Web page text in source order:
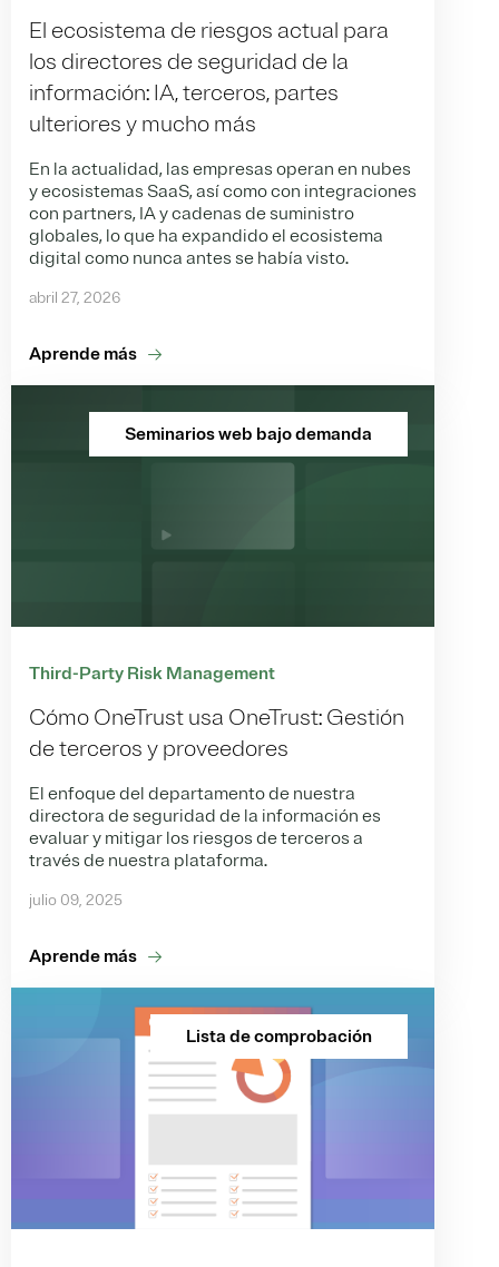
El ecosistema de riesgos actual para
los directores de seguridad de la
información: IA, terceros, partes
ulteriores y mucho más
En la actualidad, las empresas operan en nubes
y ecosistemas SaaS, así como con integraciones
con partners, IA y cadenas de suministro
globales, lo que ha expandido el ecosistema
digital como nunca antes se había visto.
abril 27, 2026
Aprende más
Seminarios web bajo demanda
Third-Party Risk Management
Cómo OneTrust usa OneTrust: Gestión
de terceros y proveedores
El enfoque del departamento de nuestra
directora de seguridad de la información es
evaluar y mitigar los riesgos de terceros a
través de nuestra plataforma.
julio 09, 2025
Aprende más
Lista de comprobación